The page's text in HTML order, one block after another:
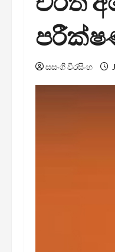
සසංගි වීරසිංහ